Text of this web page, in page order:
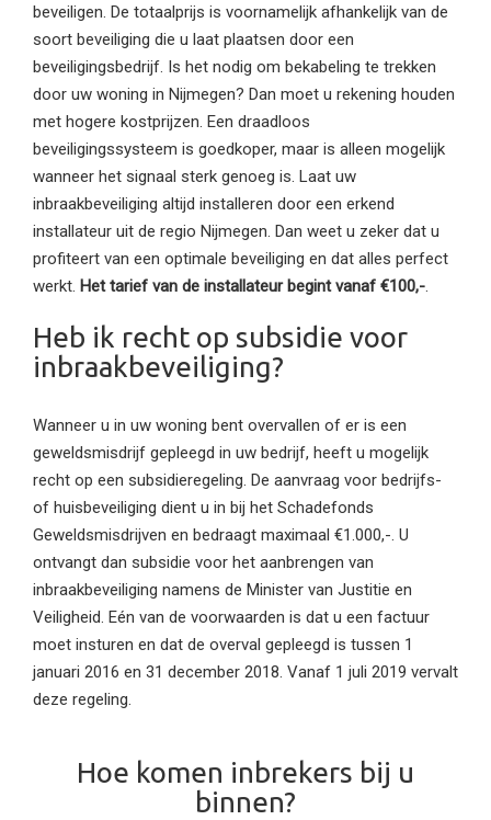
beveiligen. De totaalprijs is voornamelijk afhankelijk van de
soort beveiliging die u laat plaatsen door een
beveiligingsbedrijf. Is het nodig om bekabeling te trekken
door uw woning in Nijmegen? Dan moet u rekening houden
met hogere kostprijzen. Een draadloos
beveiligingssysteem is goedkoper, maar is alleen mogelijk
wanneer het signaal sterk genoeg is. Laat uw
inbraakbeveiliging altijd installeren door een erkend
installateur uit de regio Nijmegen. Dan weet u zeker dat u
profiteert van een optimale beveiliging en dat alles perfect
werkt. Het tarief van de installateur begint vanaf €100,-.
Heb ik recht op subsidie voor
inbraakbeveiliging?
Wanneer u in uw woning bent overvallen of er is een
geweldsmisdrijf gepleegd in uw bedrijf, heeft u mogelijk
recht op een subsidieregeling. De aanvraag voor bedrijfs-
of huisbeveiliging dient u in bij het Schadefonds
Geweldsmisdrijven en bedraagt maximaal €1.000,-. U
ontvangt dan subsidie voor het aanbrengen van
inbraakbeveiliging namens de Minister van Justitie en
Veiligheid. Eén van de voorwaarden is dat u een factuur
moet insturen en dat de overval gepleegd is tussen 1
januari 2016 en 31 december 2018. Vanaf 1 juli 2019 vervalt
deze regeling.
Hoe komen inbrekers bij u
binnen?